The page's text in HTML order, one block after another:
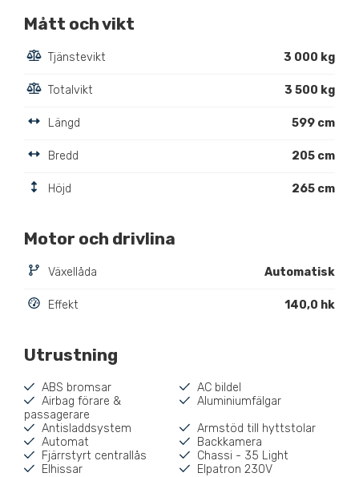
Mått och vikt
Tjänstevikt 3 000 kg
Totalvikt 3 500 kg
Längd 599 cm
Bredd 205 cm
Höjd 265 cm
Motor och drivlina
Växellåda Automatisk
Effekt 140,0 hk
Utrustning
ABS bromsar
AC bildel
Airbag förare &
passagerare
Aluminiumfälgar
Antisladdsystem
Armstöd till hyttstolar
Automat
Backkamera
Fjärrstyrt centrallås
Chassi - 35 Light
Elhissar
Elpatron 230V